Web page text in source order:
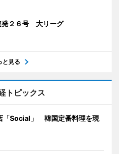
発２６号 大リーグ
と見る
トピックス
「Social」 韓国定番料理を現